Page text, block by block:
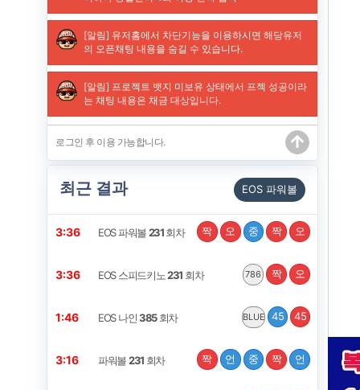
최근 결과 EOS 파워볼
3:35 EOS 파워볼231회차 짝 오 중 짝 오
3:35 EOS 스피드키노231 회차 786 짝 오
1:45 EOS 나인385회차 BLUE 45 45
3:15 파워볼231회차 짝 언 중 짝 언